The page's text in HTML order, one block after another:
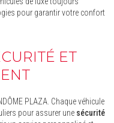
pour garantir votre confort
ET
PLAZA. Chaque véhicule
pour assurer une sécurité